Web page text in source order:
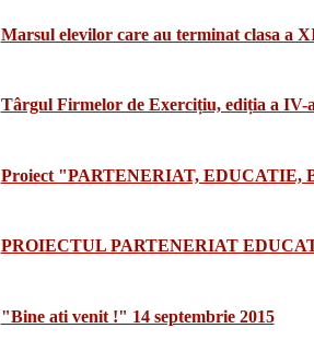
Marsul elevilor care au terminat clasa a
Târgul Firmelor de Exercițiu, ediția a IV-
Proiect "PARTENERIAT, EDUCATIE,
PROIECTUL PARTENERIAT
"Bine ati venit !" 14 septembrie 2015